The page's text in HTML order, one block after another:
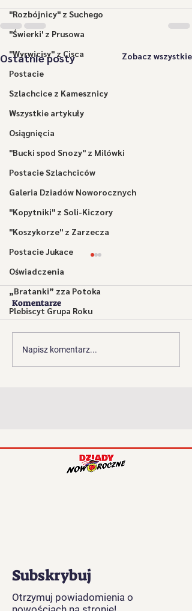
"Rozbójnicy" z Suchego
"Świerki' z Prusowa
"Wyrwicisy" z Cisca
Postacie
Szlachcice z Kamesznicy
Wszystkie artykuły
Osiągnięcia
"Bucki spod Snozy" z Milówki
Postacie Szlachciców
Galeria Dziadów Noworocznych
"Kopytniki" z Soli-Kiczory
"Koszykorze" z Zarzecza
Postacie Jukace
Oświadczenia
„Bratanki” zza Potoka
Plebiscyt Grupa Roku
Ostatnie posty Zobacz wszystkie
Doktór
Komentarze
Napisz komentarz...
Subskrybuj
Otrzymuj powiadomienia o